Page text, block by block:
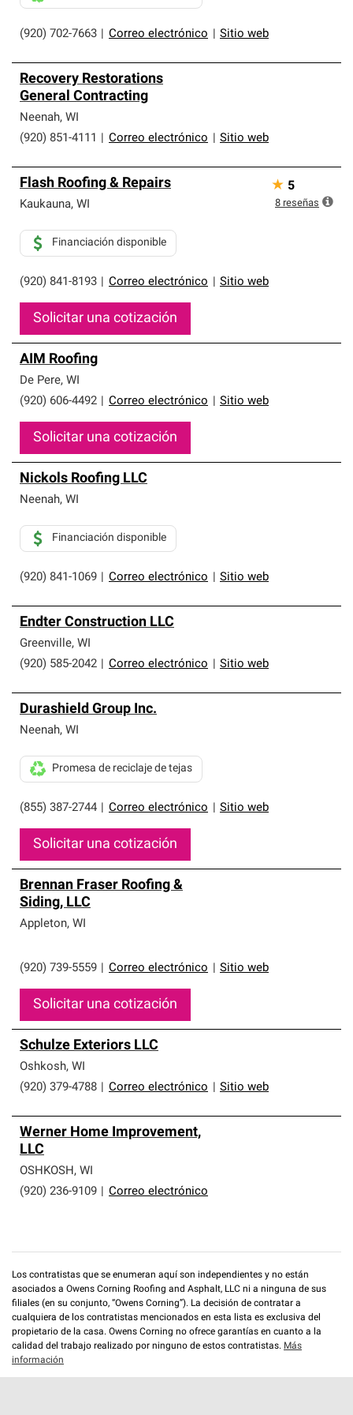
(920) 702-7663 Correo electrónico Sitio web
Recovery Restorations
General Contracting
Neenah, WI
(920) 851-4111
Correo electrónico Sitio web
Flash Roofing & Repairs
Kaukauna, WI
(920) 841-8193 Correo electrónico Sitio web
Financiación disponible
Solicitar una cotización
★ 5
8 reseñas
AIM Roofing
De Pere, WI
(920) 606-4492
Correo electrónico Sitio web
Solicitar una cotización
Nickols Roofing LLC
Neenah, WI
(920) 841-1069 Correo electrónico Sitio web
Financiación disponible
Endter Construction LLC
Greenville, WI
(920) 585-2042
Correo electrónico Sitio web
Durashield Group Inc.
Neenah, WI
(855) 387-2744 Correo electrónico Sitio web
Promesa de reciclaje de tejas
Solicitar una cotización
Brennan Fraser Roofing &
Siding, LLC
Appleton, WI
(920) 739-5559 Correo electrónico Sitio web
Solicitar una cotización
Schulze Exteriors LLC
Oshkosh, WI
(920) 379-4788
Correo electrónico Sitio web
Werner Home Improvement,
LLC
OSHKOSH, WI
(920) 236-9109
Correo electrónico
Los contratistas que se enumeran aquí son independientes y no están
asociados a Owens Corning Roofing and Asphalt, LLC ni a ninguna de sus
filiales (en su conjunto, “Owens Corning”). La decisión de contratar a
cualquiera de los contratistas mencionados en esta lista es exclusiva del
propietario de la casa. Owens Corning no ofrece garantías en cuanto a la
calidad del trabajo realizado por ninguno de estos contratistas. Más
información